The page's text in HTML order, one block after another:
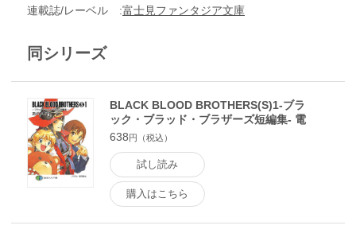
連載誌/レーベル
富士見ファンタジア文庫
同シリーズ
BLACK BLOOD BROTHERS(S)1-ブラ
ック・ブラッド・ブラザーズ短編集- 電
子書籍版
638円（税込）
試し読み
購入はこちら